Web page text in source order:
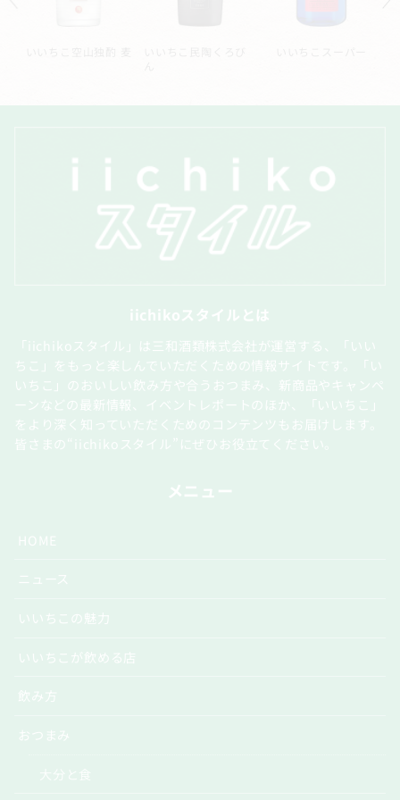
iichikoスタイルとは
「iichikoスタイル」は三和酒類株式会社が運営する、「いい
ちこ」をもっと楽しんでいただくための情報サイトです。「い
いちこ」のおいしい飲み方や合うおつまみ、新商品やキャンペ
ーンなどの最新情報、イベントレポートのほか、「いいちこ」
をより深く知っていただくためのコンテンツもお届けします。
皆さまの“iichikoスタイル”にぜひお役立てください。
メニュー
HOME
ニュース
いいちこの魅力
いいちこが飲める店
飲み方
おつまみ